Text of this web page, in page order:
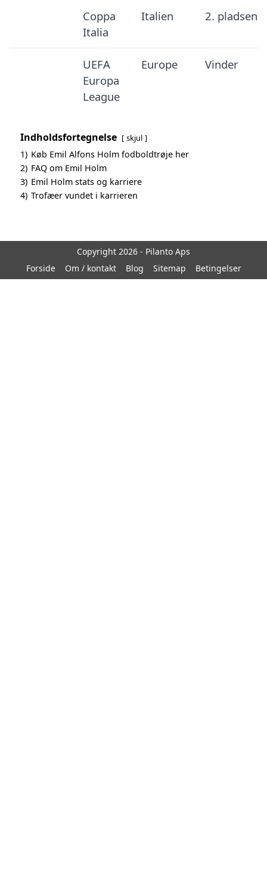
Coppa
Italia
Italien 2. pladsen
UEFA
Europa
League
Europe Vinder
Indholdsfortegnelse skjul
1) Køb Emil Alfons Holm fodboldtrøje her
2) FAQ om Emil Holm
3) Emil Holm stats og karriere
4) Trofæer vundet i karrieren
Copyright 2026 - Pilanto Aps
Forside
Om / kontakt Blog Sitemap Betingelser